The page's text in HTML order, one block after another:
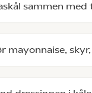
sammen
mayonnaise,